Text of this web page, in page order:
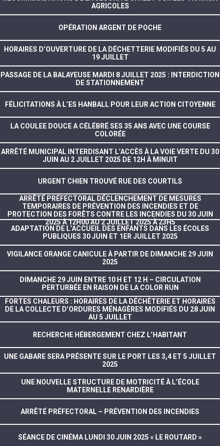
AGRICOLES
OPÉRATION ARGENT DE POCHE
HORAIRES D’OUVERTURE DE LA DÉCHETTERIE MODIFIÉS DU 5 AU
19 JUILLET
PASSAGE DE LA BALAYEUSE MARDI 8 JUILLET 2025 : INTERDICTION
DE STATIONNEMENT
FÉLICITATIONS À L’ES HANBALL POUR LEUR ACTION CITOYENNE
LA COULEE DOUCE A CÉLÉBRÉ SES 35 ANS AVEC UNE COURSE
COLORÉE
ARRÊTÉ MUNICIPAL INTERDISANT L’ACCÈS À LA VOIE VERTE DU 30
JUIN AU 2 JUILLET 2025 DE 12H À MINUIT
URGENT CHIEN TROUVÉ RUE DES COURTILS
ARRÊTÉ PRÉFECTORAL DÉCLENCHEMENT DE MESURES
TEMPORAIRES DE PRÉVENTION DES INCENDIES ET DE
PROTECTION DES FORÊTS CONTRE LES INCENDIES DU 30 JUIN
2025 À 12H00 AU 2 JUILLET 2025 À 23H5
ADAPTATION DE L’ACCUEIL DES ENFANTS DANS LES ÉCOLES
PUBLIQUES 30 JUIN ET 1ER JUILLET 2025
VIGILANCE ORANGE CANICULE À PARTIR DE DIMANCHE 29 JUIN
2025
DIMANCHE 29 JUIN ENTRE 10 H ET 12 H – CIRCULATION
PERTURBÉE EN RAISON DE LA COLOR RUN
FORTES CHALEURS : HORAIRES DE LA DÉCHÈTERIE ET HORAIRES
DE LA COLLECTE D’ORDURES MÉNAGÈRES MODIFIÉS DU 28 JUIN
AU 5 JUILLET
RECHERCHE HÉBERGEMENT CHEZ L’HABITANT
UNE GABARE SERA PRÉSENTE SUR LE PORT LES 3,4 ET 5 JUILLET
2025
UNE NOUVELLE STRUCTURE DE MOTRICITÉ À L’ÉCOLE
MATERNELLE RENARDIÈRE
ARRÊTÉ PRÉFECTORAL – PRÉVENTION DES INCENDIES
SÉANCE DE CINÉMA LUNDI 30 JUIN 2025 « LE ROUTARD »